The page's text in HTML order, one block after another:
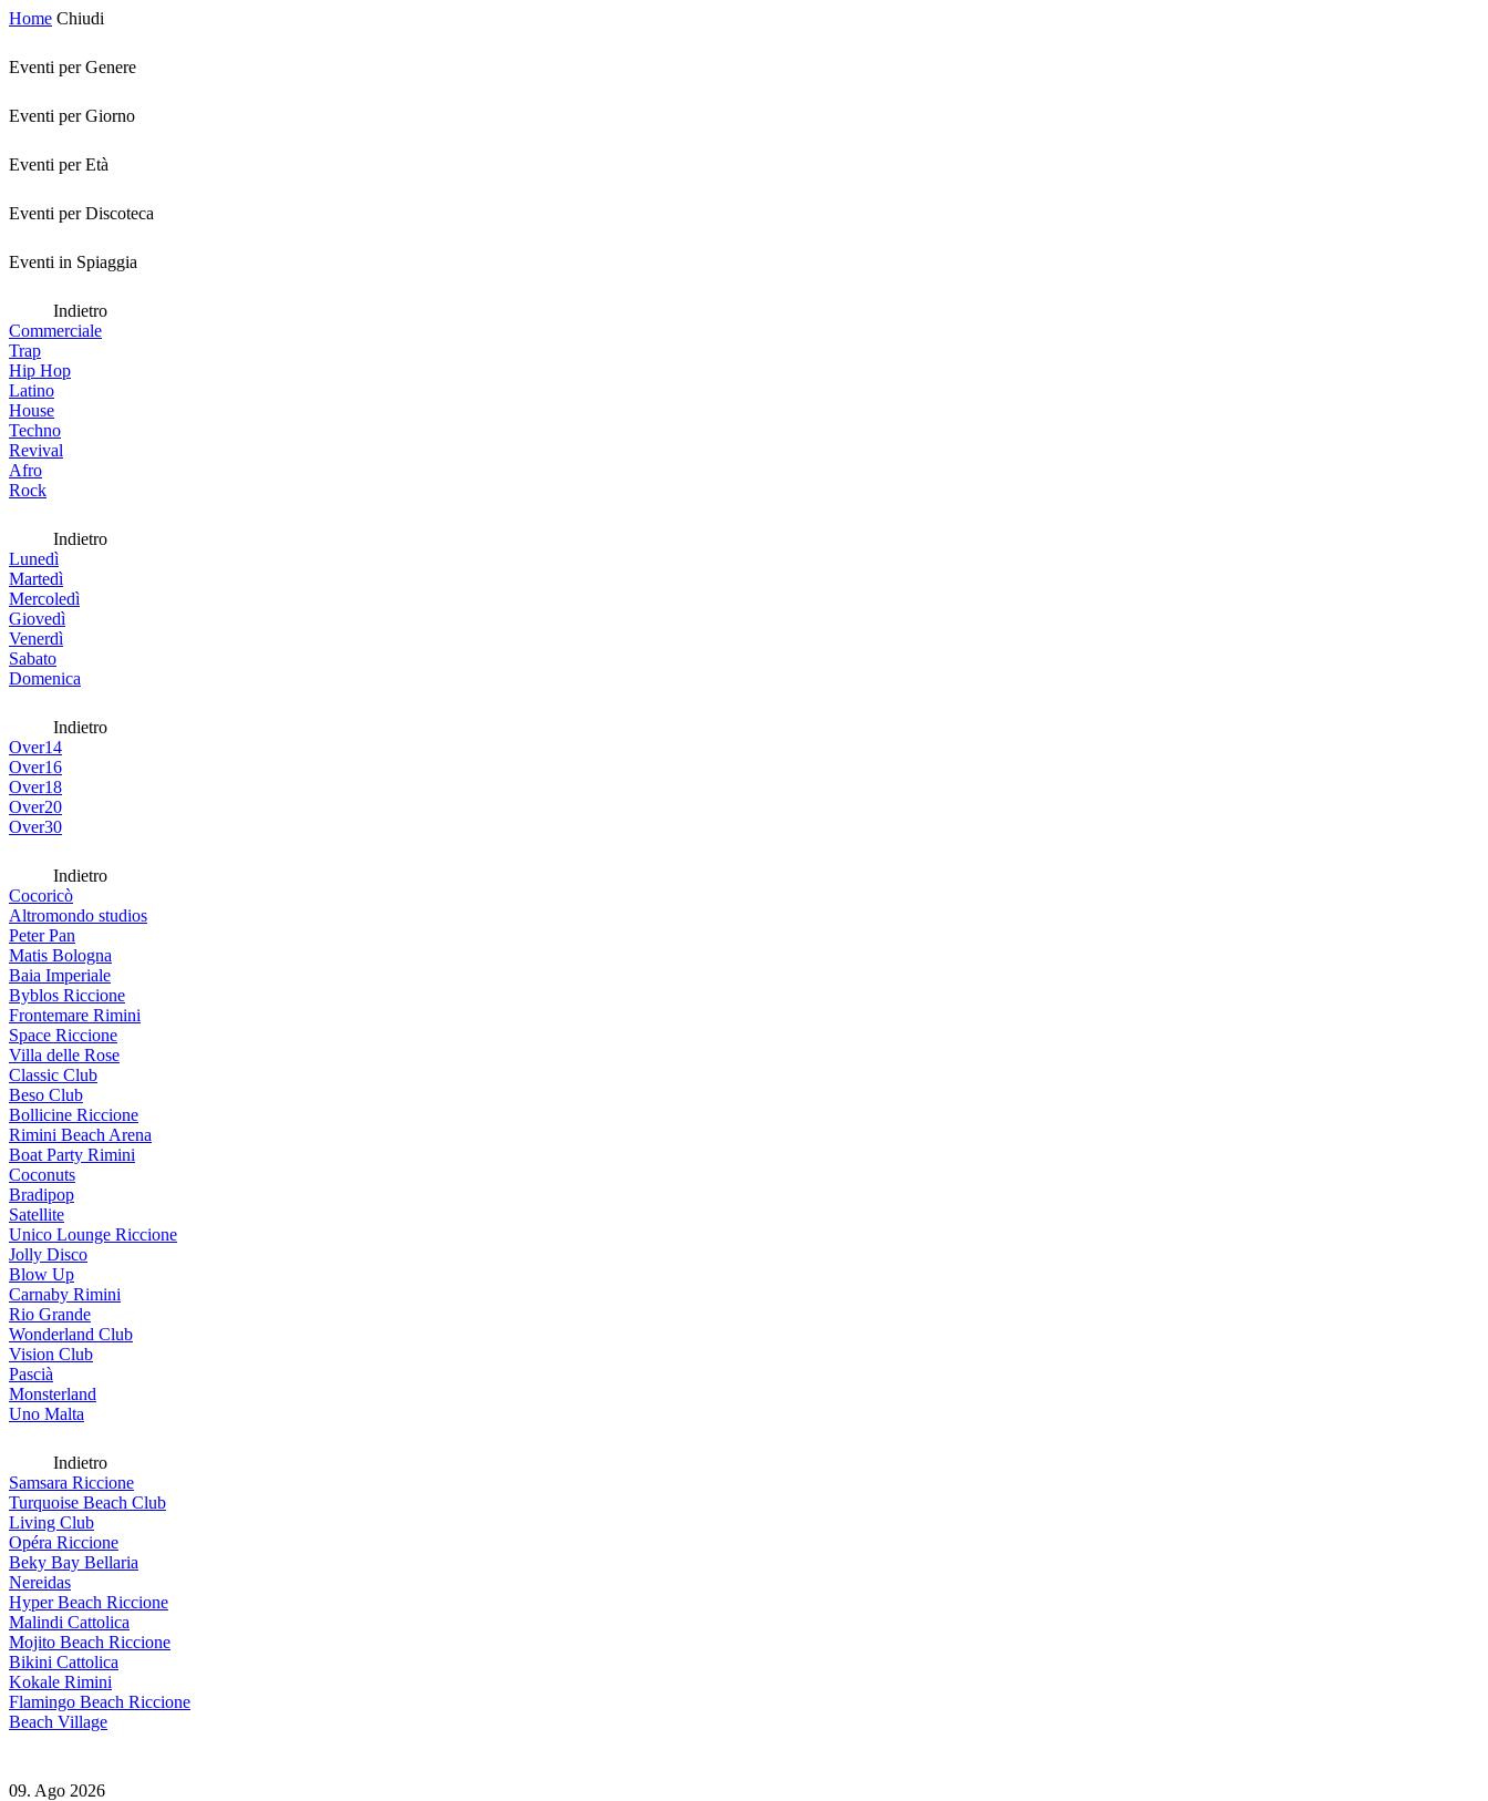
Home Chiudi
Eventi per Genere
Eventi per Giorno
Eventi per Età
Eventi per Discoteca
Eventi in Spiaggia
Indietro
Commerciale
Trap
Hip Hop
Latino
House
Techno
Revival
Afro
Rock
Indietro
Lunedì
Martedì
Mercoledì
Giovedì
Venerdì
Sabato
Domenica
Indietro
Over14
Over16
Over18
Over20
Over30
Indietro
Cocoricò
Altromondo studios
Peter Pan
Matis Bologna
Baia Imperiale
Byblos Riccione
Frontemare Rimini
Space Riccione
Villa delle Rose
Classic Club
Beso Club
Bollicine Riccione
Rimini Beach Arena
Boat Party Rimini
Coconuts
Bradipop
Satellite
Unico Lounge Riccione
Jolly Disco
Blow Up
Carnaby Rimini
Rio Grande
Wonderland Club
Vision Club
Pascià
Monsterland
Uno Malta
Indietro
Samsara Riccione
Turquoise Beach Club
Living Club
Opéra Riccione
Beky Bay Bellaria
Nereidas
Hyper Beach Riccione
Malindi Cattolica
Mojito Beach Riccione
Bikini Cattolica
Kokale Rimini
Flamingo Beach Riccione
Beach Village
09. Ago 2026